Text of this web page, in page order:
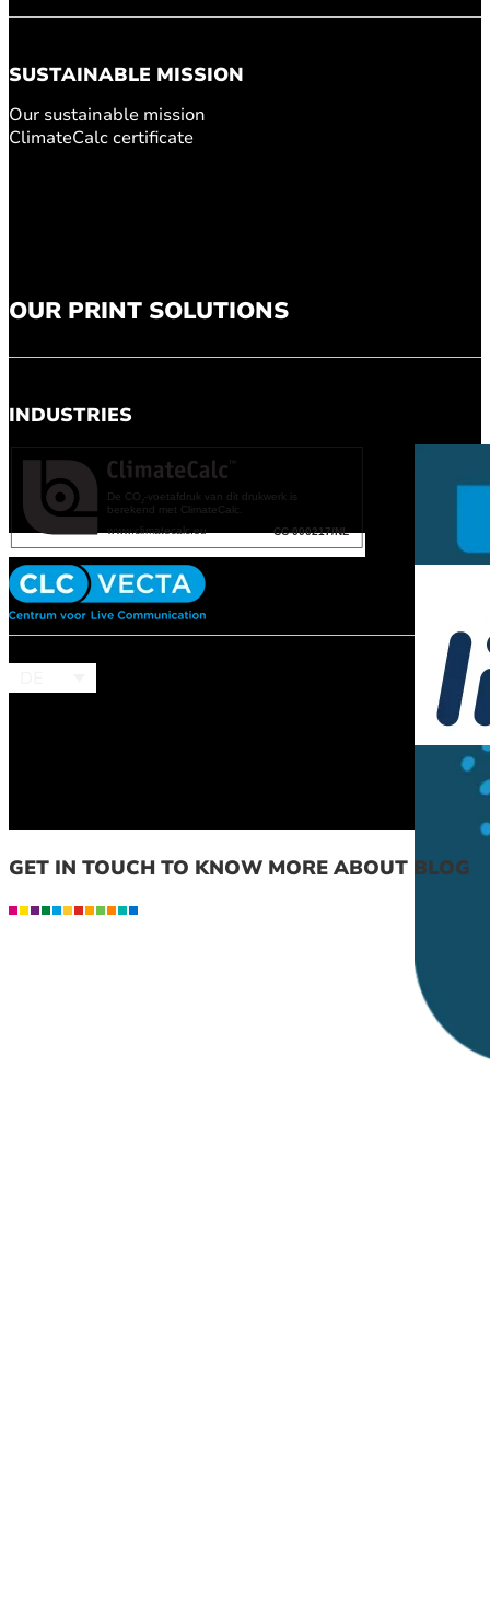
OUR PRINT SOLUTIONS
INDUSTRIES
SUSTAINABLE MISSION
Our sustainable mission
ClimateCalc certificate
GET IN TOUCH TO KNOW MORE ABOUT BLOG